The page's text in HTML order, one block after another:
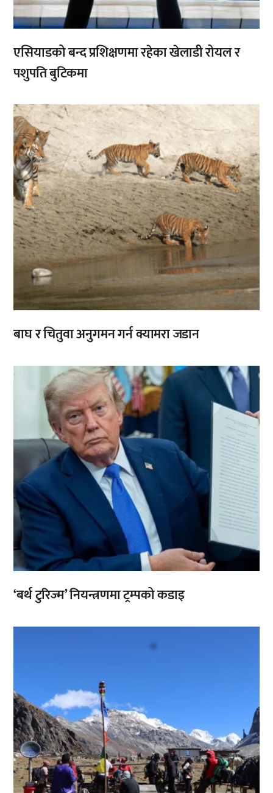
एसियाडको बन्द प्रशिक्षणमा रहेका खेलाडी रोयल र
पशुपति बुटिकमा
बाघ र चितुवा अनुगमन गर्न क्यामरा जडान
‘बर्थ टुरिज्म’ नियन्त्रणमा ट्रम्पको कडाइ